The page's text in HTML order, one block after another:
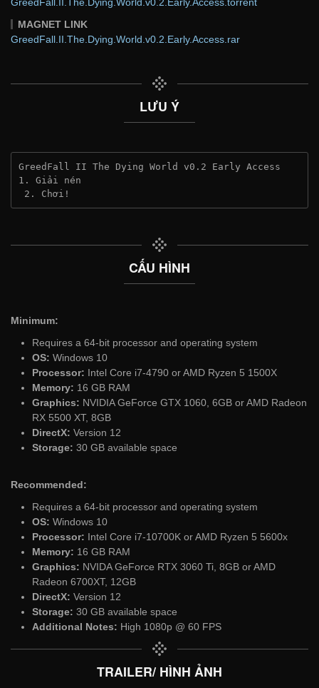
GreedFall.II.The.Dying.World.v0.2.Early.Access.torrent
MAGNET LINK
GreedFall.II.The.Dying.World.v0.2.Early.Access.rar
LƯU Ý
GreedFall II The Dying World v0.2 Early Access
1. Giải nén
2. Chơi!
CẤU HÌNH
Minimum:
Requires a 64-bit processor and operating system
OS: Windows 10
Processor: Intel Core i7-4790 or AMD Ryzen 5 1500X
Memory: 16 GB RAM
Graphics: NVIDIA GeForce GTX 1060, 6GB or AMD Radeon
RX 5500 XT, 8GB
DirectX: Version 12
Storage: 30 GB available space
Recommended:
Requires a 64-bit processor and operating system
OS: Windows 10
Processor: Intel Core i7-10700K or AMD Ryzen 5 5600x
Memory: 16 GB RAM
Graphics: NVIDA GeForce RTX 3060 Ti, 8GB or AMD
Radeon 6700XT, 12GB
DirectX: Version 12
Storage: 30 GB available space
Additional Notes: High 1080p @ 60 FPS
TRAILER/ HÌNH ẢNH